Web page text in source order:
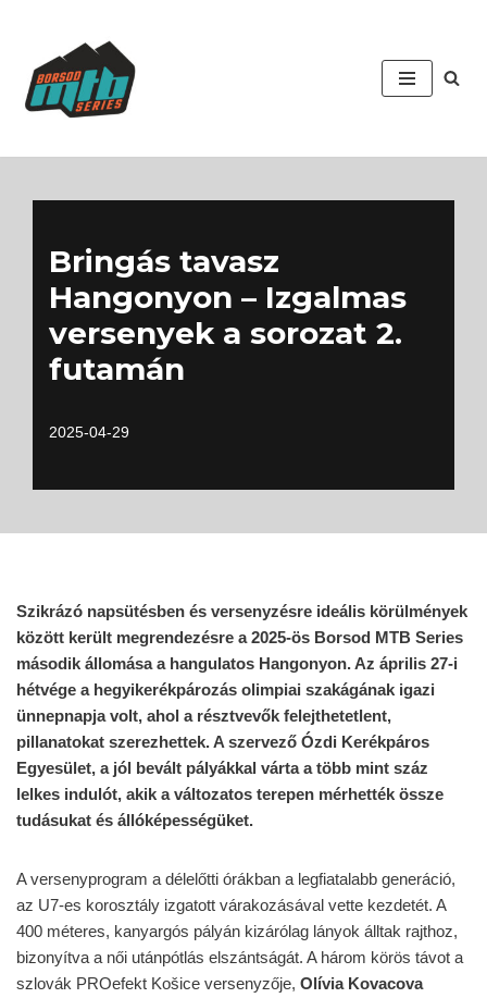
Skip
to
content
Bringás tavasz
Hangonyon – Izgalmas
versenyek a sorozat 2.
futamán
2025-04-29
Szikrázó napsütésben és versenyzésre ideális körülmények
között került megrendezésre a 2025-ös Borsod MTB Series
második állomása a hangulatos Hangonyon. Az április 27-i
hétvége a hegyikerékpározás olimpiai szakágának igazi
ünnepnapja volt, ahol a résztvevők felejthetetlent,
pillanatokat szerezhettek. A szervező Ózdi Kerékpáros
Egyesület, a jól bevált pályákkal várta a több mint száz
lelkes indulót, akik a változatos terepen mérhették össze
tudásukat és állóképességüket.
A versenyprogram a délelőtti órákban a legfiatalabb generáció,
az U7-es korosztály izgatott várakozásával vette kezdetét. A
400 méteres, kanyargós pályán kizárólag lányok álltak rajthoz,
bizonyítva a női utánpótlás elszántságát. A három körös távot a
szlovák PROefekt Košice versenyzője, Olívia Kovacova